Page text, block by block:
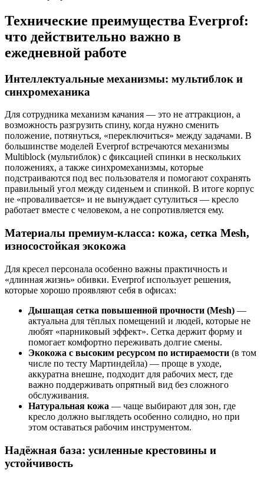
Технические преимущества Everprof:
что действительно важно в
ежедневной работе
Интеллектуальные механизмы: мультиблок и
синхромеханика
Для сотрудника механизм качания — это не аттракцион, а
возможность разгрузить спину, когда нужно сменить
положение, потянуться, «переключиться» между задачами. В
большинстве моделей Everprof встречаются механизмы
Multiblock (мультиблок) с фиксацией спинки в нескольких
положениях, а также синхромеханизмы, которые
подстраиваются под вес пользователя и помогают сохранять
правильный угол между сиденьем и спинкой. В итоге корпус
не «проваливается» и не вынуждает сутулиться — кресло
работает вместе с человеком, а не сопротивляется ему.
Материалы премиум-класса: кожа, сетка Mesh,
износостойкая экокожа
Для кресел персонала особенно важны практичность и
«длинная жизнь» обивки. Everprof использует решения,
которые хорошо проявляют себя в офисах:
Дышащая сетка повышенной прочности (Mesh) —
актуальна для тёплых помещений и людей, которые не
любят «парниковый эффект». Сетка держит форму и
помогает комфортно переживать долгие смены.
Экокожа с высоким ресурсом по истираемости (в том
числе по тесту Мартиндейла) — проще в уходе,
аккуратна внешне, подходит для рабочих мест, где
важно поддерживать опрятный вид без сложного
обслуживания.
Натуральная кожа — чаще выбирают для зон, где
кресло должно выглядеть особенно солидно, но при
этом оставаться рабочим инструментом.
Надёжная база: усиленные крестовины и
устойчивость